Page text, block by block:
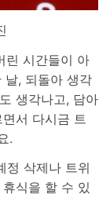
린 시간들이 아
날, 되돌아 생각
생각나고, 담아
서 다시금 트
.
정 삭제나 트위
식을 할 수 있